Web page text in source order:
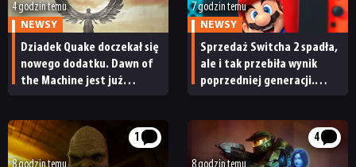
4 godzin temu
NEWSY
Dziadek Quake doczekał się
nowego dodatku. Dawn of
the Machine jest już
7 godzin temu
NEWSY
Sprzedaż Switcha 2 spadła,
ale i tak przebiła wynik
poprzedniej generacji.
1 4